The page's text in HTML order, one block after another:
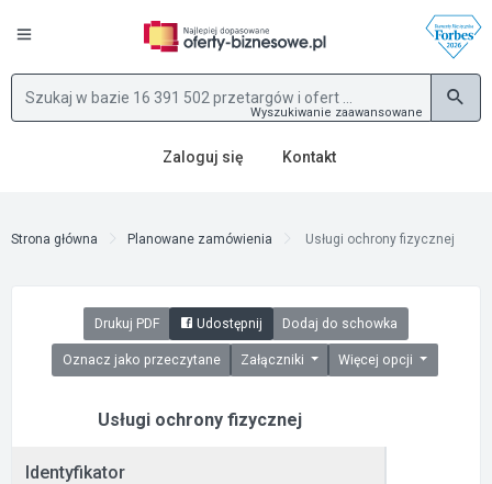
Wyszukiwanie zaawansowane
Zaloguj się Kontakt
Strona główna Planowane zamówienia Usługi ochrony fizycznej
Drukuj PDF Udostępnij Dodaj do schowka
Oznacz jako przeczytane Załączniki Więcej opcji
Usługi ochrony fizycznej
Identyfikator